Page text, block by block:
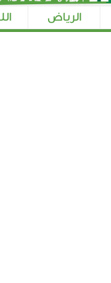
الرياض